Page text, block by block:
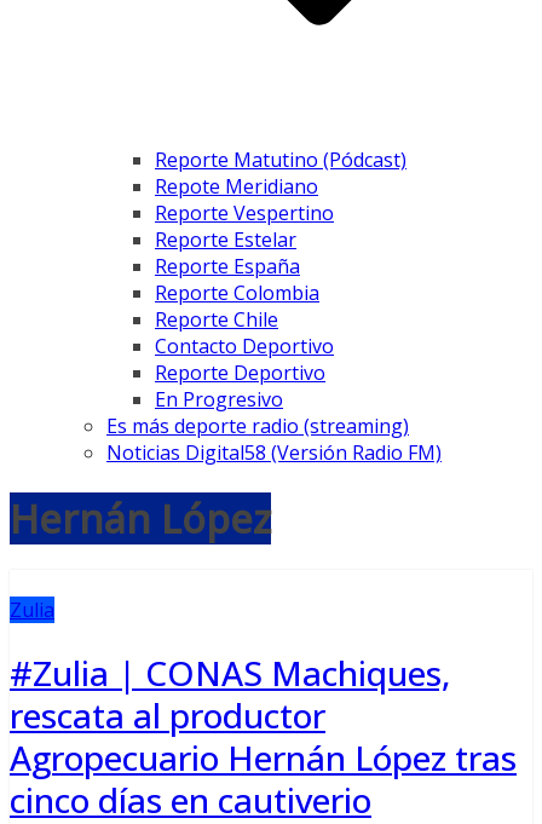
Reporte Matutino (Pódcast)
Repote Meridiano
Reporte Vespertino
Reporte Estelar
Reporte España
Reporte Colombia
Reporte Chile
Contacto Deportivo
Reporte Deportivo
En Progresivo
Es más deporte radio (streaming)
Noticias Digital58 (Versión Radio FM)
Hernán López
Zulia
#Zulia | CONAS Machiques,
rescata al productor
Agropecuario Hernán López tras
cinco días en cautiverio